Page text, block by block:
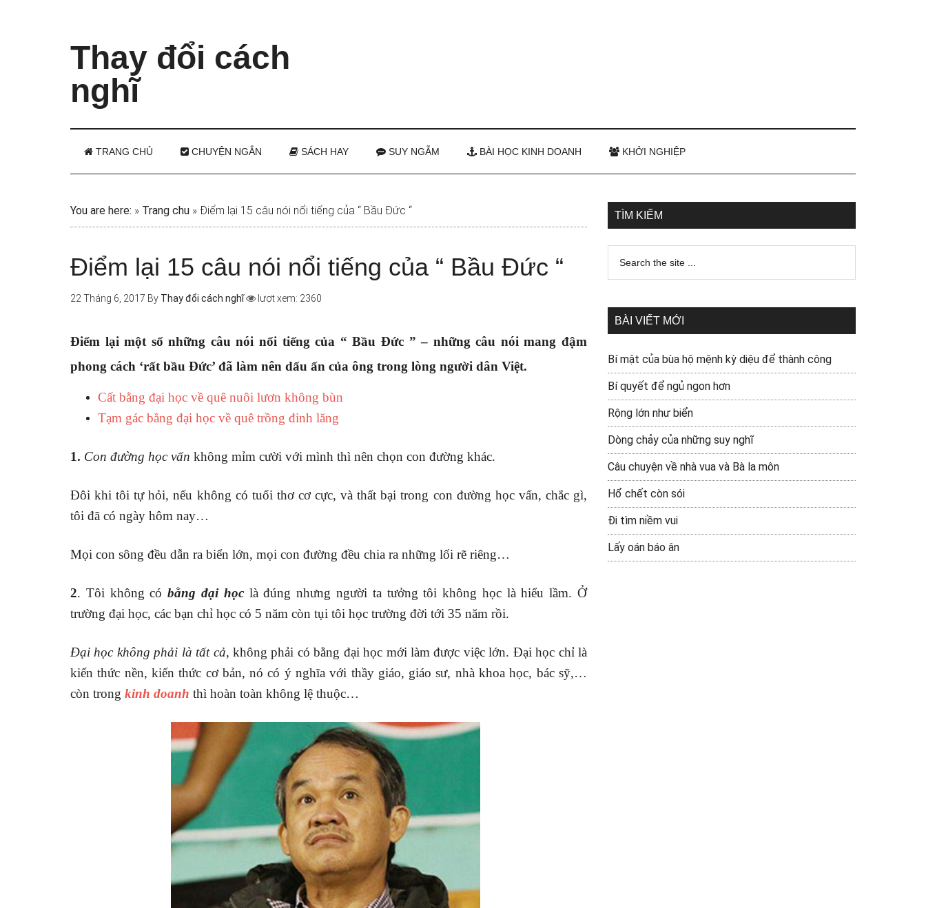
Thay đổi cách
nghĩ
TRANG CHỦ CHUYỆN NGẮN SÁCH HAY SUY NGẪM BÀI HỌC KINH DOANH KHỞI NGHIỆP
You are here: » Trang chu » Điểm lại 15 câu nói nổi tiếng của “ Bầu Đức “
Điểm lại 15 câu nói nổi tiếng của “ Bầu Đức “
22 Tháng 6, 2017 By Thay đổi cách nghĩ lượt xem: 2360
Điểm lại một số những câu nói nổi tiếng của “ Bầu Đức ” – những câu nói mang đậm
phong cách ‘rất bầu Đức’ đã làm nên dấu ấn của ông trong lòng người dân Việt.
Cất bằng đại học về quê nuôi lươn không bùn
Tạm gác bằng đại học về quê trồng đinh lăng
1. Con đường học vấn không mỉm cười với mình thì nên chọn con đường khác.
Đôi khi tôi tự hỏi, nếu không có tuổi thơ cơ cực, và thất bại trong con đường học vấn, chắc gì,
tôi đã có ngày hôm nay…
Mọi con sông đều dẫn ra biển lớn, mọi con đường đều chia ra những lối rẽ riêng…
2. Tôi không cóbằng đại học là đúng nhưng người ta tưởng tôi không học là hiểu lầm. Ở
trường đại học, các bạn chỉ học có 5 năm còn tụi tôi học trường đời tới 35 năm rồi.
Đại học không phải là tất cả, không phải có bằng đại học mới làm được việc lớn. Đại học chỉ là
kiến thức nền, kiến thức cơ bản, nó có ý nghĩa với thầy giáo, giáo sư, nhà khoa học, bác sỹ,…
còn trong kinh doanh thì hoàn toàn không lệ thuộc…
TÌM KIẾM
BÀI VIẾT MỚI
Bí mật của bùa hộ mệnh kỳ diệu để thành công
Bí quyết để ngủ ngon hơn
Rộng lớn như biển
Dòng chảy của những suy nghĩ
Câu chuyện về nhà vua và Bà la môn
Hổ chết còn sói
Đi tìm niềm vui
Lấy oán báo ân